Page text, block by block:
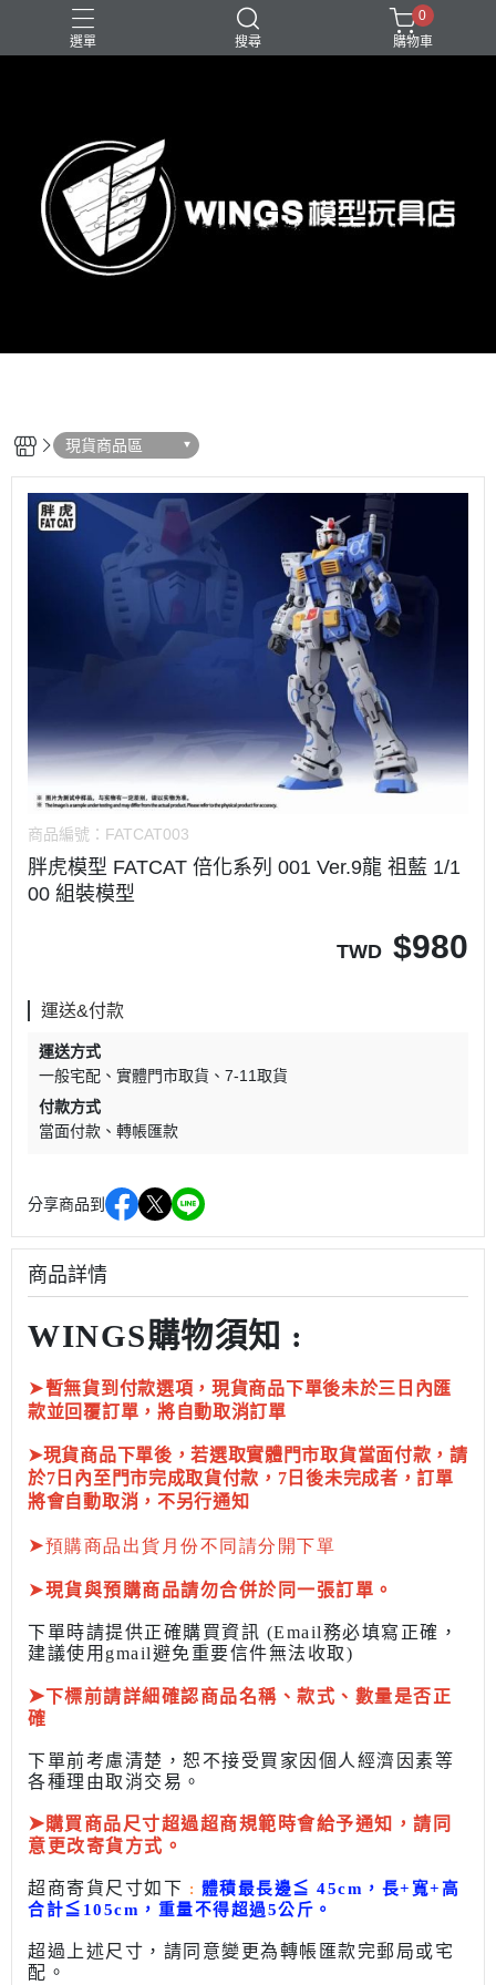
選單 搜尋
0
購物車
現貨商品區
商品編號： FATCAT003
胖虎模型 FATCAT 倍化系列 001 Ver.9龍 祖藍 1/1
00 組裝模型
TWD $980
運送&付款
運送方式
一般宅配
實體門市取貨
7-11取貨
付款方式
當面付款
轉帳匯款
分享商品到
商品詳情
WINGS購物須知 :
➤暫無貨到付款選項，現貨商品下單後未於三日內匯
款並回覆訂單，將自動取消訂單
➤現貨商品下單後，若選取實體門市取貨當面付款，請
於7日內至門市完成取貨付款，7日後未完成者，訂單
將會自動取消，不另行通知
➤預購商品出貨月份不同請分開下單
➤現貨與預購商品請勿合併於同一張訂單。
下單時請提供正確購買資訊 (Email務必填寫正確，
建議使用gmail避免重要信件無法收取)
➤下標前請詳細確認商品名稱、款式、數量是否正
確
下單前考慮清楚，恕不接受買家因個人經濟因素等
各種理由取消交易。
➤購買商品尺寸超過超商規範時會給予通知，請同
意更改寄貨方式。
超商寄貨尺寸如下 : 體積最長邊≦ 45cm，長+寬+高
合計≦ 105cm， 重量不得超過5公斤 。
超過上述尺寸，請同意變更為轉帳匯款完郵局或宅
配 。